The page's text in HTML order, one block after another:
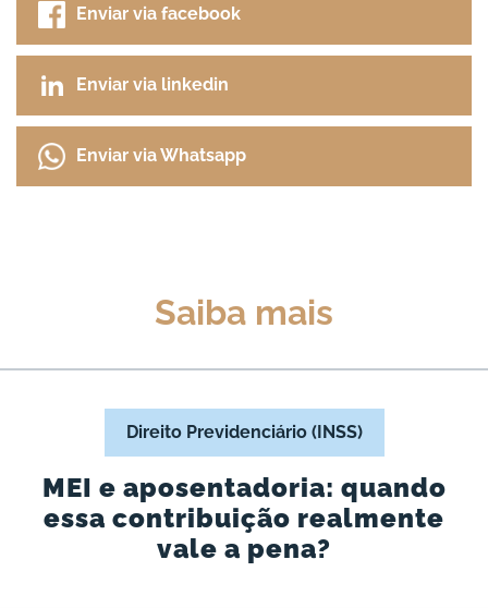
Enviar via facebook
Enviar via linkedin
Enviar via Whatsapp
Saiba mais
Direito Previdenciário (INSS)
MEI e aposentadoria: quando
essa contribuição realmente
vale a pena?